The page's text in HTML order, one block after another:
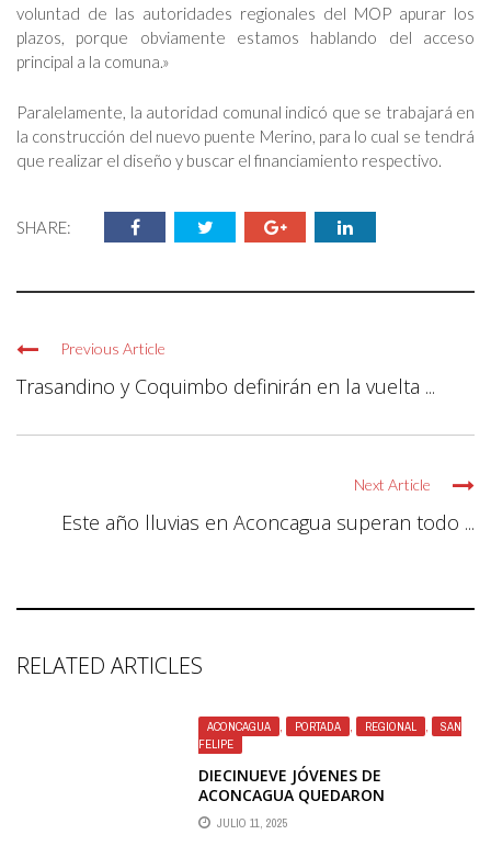
voluntad de las autoridades regionales del MOP apurar los
plazos, porque obviamente estamos hablando del acceso
principal a la comuna.»
Paralelamente, la autoridad comunal indicó que se trabajará en
la construcción del nuevo puente Merino, para lo cual se tendrá
que realizar el diseño y buscar el financiamiento respectivo.
SHARE:
Previous Article
Trasandino y Coquimbo definirán en la vuelta ...
Next Article
Este año lluvias en Aconcagua superan todo ...
RELATED ARTICLES
ACONCAGUA , PORTADA , REGIONAL ,
SAN
FELIPE
DIECINUEVE JÓVENES DE
ACONCAGUA QUEDARON
SELECCIONADOS COMO ALUMNOS
DE LA ESCUELA DE FORMACIÓN DE
JULIO 11, 2025